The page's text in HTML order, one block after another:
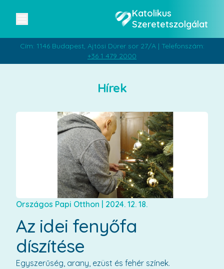
Katolikus
Szeretetszolgálat
Cím: 1146 Budapest, Ajtósi Dürer sor 27/A | Telefonszám:
+36 1 479 2000
Hírek
Országos Papi Otthon 2024. 12. 18.
Az idei fenyőfa
díszítése
Egyszerűség, arany, ezüst és fehér színek.